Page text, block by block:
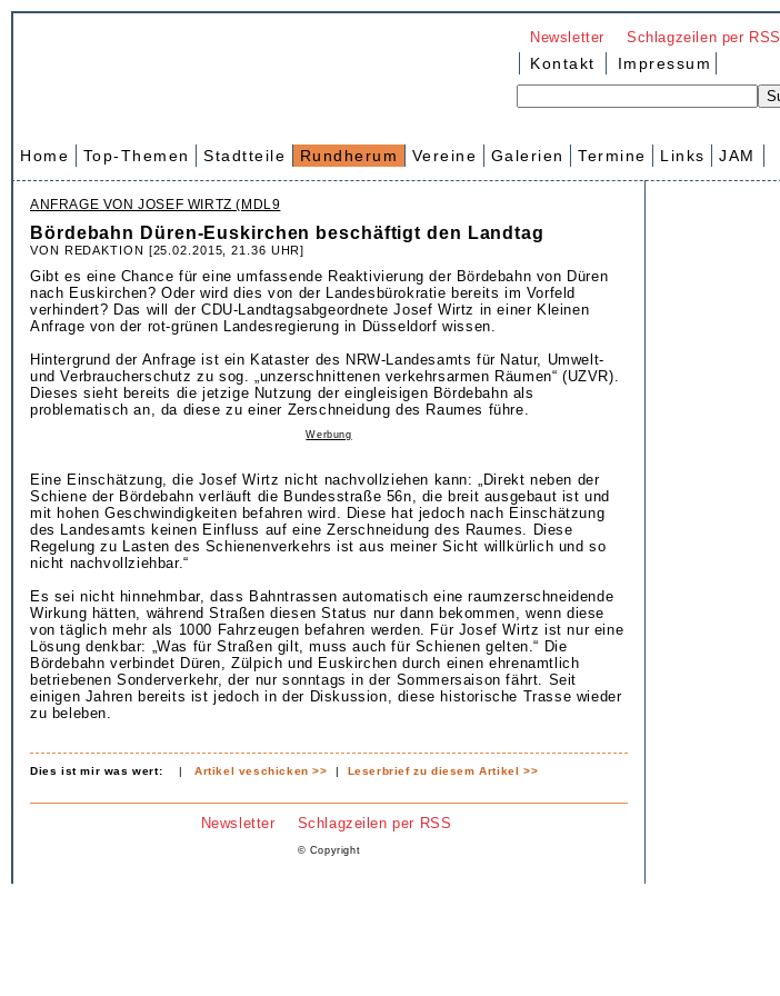
Newsletter Schlagzeilen per RSS
Kontakt Impressum
Home Top-Themen Stadtteile Rundherum Vereine Galerien Termine Links JAM
ANFRAGE VON JOSEF WIRTZ (MDL9
Bördebahn Düren-Euskirchen beschäftigt den Landtag
VON REDAKTION [25.02.2015, 21.36 UHR]
Gibt es eine Chance für eine umfassende Reaktivierung der Bördebahn von Düren
nach Euskirchen? Oder wird dies von der Landesbürokratie bereits im Vorfeld
verhindert? Das will der CDU-Landtagsabgeordnete Josef Wirtz in einer Kleinen
Anfrage von der rot-grünen Landesregierung in Düsseldorf wissen.
Hintergrund der Anfrage ist ein Kataster des NRW-Landesamts für Natur, Umwelt-
und Verbraucherschutz zu sog. „unzerschnittenen verkehrsarmen Räumen“ (UZVR).
Dieses sieht bereits die jetzige Nutzung der eingleisigen Bördebahn als
problematisch an, da diese zu einer Zerschneidung des Raumes führe.
Werbung
Eine Einschätzung, die Josef Wirtz nicht nachvollziehen kann: „Direkt neben der
Schiene der Bördebahn verläuft die Bundesstraße 56n, die breit ausgebaut ist und
mit hohen Geschwindigkeiten befahren wird. Diese hat jedoch nach Einschätzung
des Landesamts keinen Einfluss auf eine Zerschneidung des Raumes. Diese
Regelung zu Lasten des Schienenverkehrs ist aus meiner Sicht willkürlich und so
nicht nachvollziehbar.“
Es sei nicht hinnehmbar, dass Bahntrassen automatisch eine raumzerschneidende
Wirkung hätten, während Straßen diesen Status nur dann bekommen, wenn diese
von täglich mehr als 1000 Fahrzeugen befahren werden. Für Josef Wirtz ist nur eine
Lösung denkbar: „Was für Straßen gilt, muss auch für Schienen gelten.“ Die
Bördebahn verbindet Düren, Zülpich und Euskirchen durch einen ehrenamtlich
betriebenen Sonderverkehr, der nur sonntags in der Sommersaison fährt. Seit
einigen Jahren bereits ist jedoch in der Diskussion, diese historische Trasse wieder
zu beleben.
Dies ist mir was wert: |Artikel veschicken >> | Leserbrief zu diesem Artikel >>
Newsletter Schlagzeilen per RSS
© Copyright